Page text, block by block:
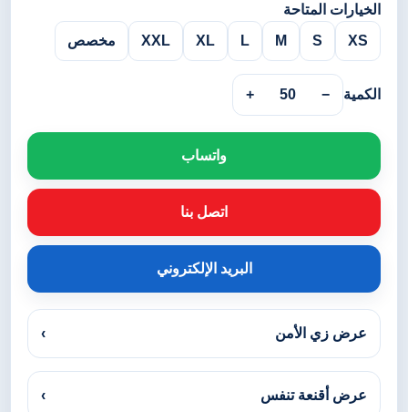
الخيارات المتاحة
XS
S
M
L
XL
XXL مخصص
الكمية −
50
+
واتساب
اتصل بنا
البريد الإلكتروني
عرض زي الأمن ›
عرض أقنعة تنفس ›